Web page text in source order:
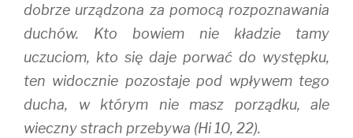
dobrze urządzona za pomocą rozpoznawania
duchów. Kto bowiem nie kładzie tamy
uczuciom, kto się daje porwać do występku,
ten widocznie pozostaje pod wpływem tego
ducha, w którym nie masz porządku, ale
wieczny strach przebywa (Hi 10, 22).